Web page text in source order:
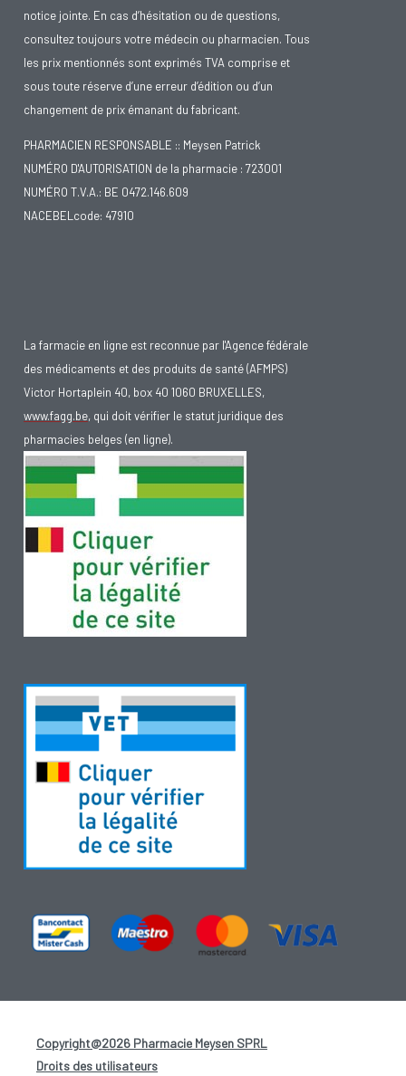
notice jointe. En cas d’hésitation ou de questions,
consultez toujours votre médecin ou pharmacien. Tous
les prix mentionnés sont exprimés TVA comprise et
sous toute réserve d’une erreur d’édition ou d’un
changement de prix émanant du fabricant.
PHARMACIEN RESPONSABLE :: Meysen Patrick
NUMÉRO D'AUTORISATION de la pharmacie : 723001
NUMÉRO T.V.A.: BE 0472.146.609
NACEBELcode: 47910
La farmacie en ligne est reconnue par l'Agence fédérale
des médicaments et des produits de santé (AFMPS)
Victor Hortaplein 40, box 40 1060 BRUXELLES,
www.fagg.be, qui doit vérifier le statut juridique des
pharmacies belges (en ligne).
Copyright@2026 Pharmacie Meysen SPRL
Droits des utilisateurs